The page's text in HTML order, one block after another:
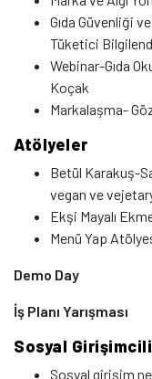
Gıda Güvenliği
Tüketici
Webinar-Gıda
Koçak
Markalaşma-
Atölyeler
Betül Karakuş-
vegan ve
Ekşi Mayalı
Menü Yap
Demo Day
İş Planı Yarışması
Sosyal
Sosyal girişim